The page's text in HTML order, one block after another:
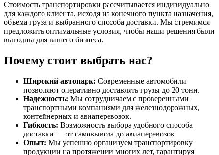
Стоимость транспортировки рассчитывается индивидуально
для каждого клиента, исходя из конечного пункта назначения,
объема груза и выбранного способа доставки. Мы стремимся
предложить оптимальные условия, чтобы наши решения были
выгодны для вашего бизнеса.
Почему стоит выбрать нас?
Широкий автопарк: Современные автомобили
позволяют оперативно доставлять грузы до 20 тонн.
Надежность: Мы сотрудничаем с проверенными
транспортными компаниями для железнодорожных,
контейнерных и авиаперевозок.
Гибкость: Возможность выбора удобного способа
доставки — от самовывоза до авиаперевозок.
Опыт: Мы успешно организуем транспортировку
продукции на протяжении многих лет, гарантируя